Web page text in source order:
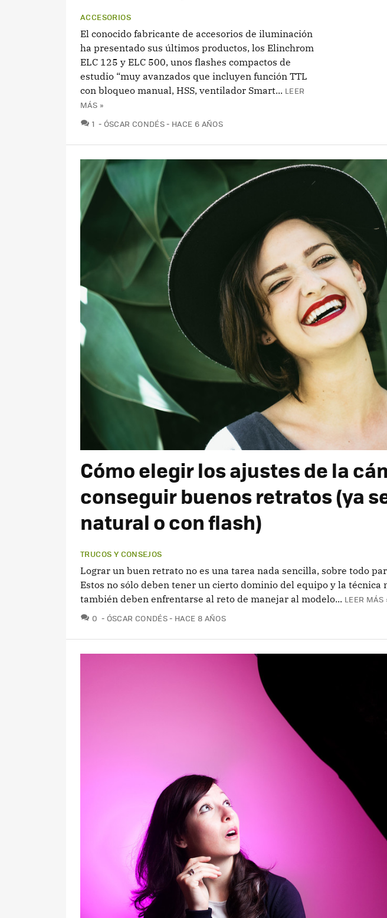
ACCESORIOS
El conocido fabricante de accesorios de iluminación
ha presentado sus últimos productos, los Elinchrom
ELC 125 y ELC 500, unos flashes compactos de
estudio “muy avanzados que incluyen función TTL
con bloqueo manual, HSS, ventilador Smart... LEER
MÁS »
1 COMENTARIOS
ÓSCAR CONDÉS HACE 6 AÑOS
Cómo elegir los ajustes de la
conseguir buenos retratos (ya
natural o con flash)
TRUCOS Y CONSEJOS
Lograr un buen retrato no es una tarea nada sencilla, sobre todo
Estos no sólo deben tener un cierto dominio del equipo y la técnica
también deben enfrentarse al reto de manejar al modelo... LEER MÁS
0 COMENTARIOS
ÓSCAR CONDÉS HACE 8 AÑOS